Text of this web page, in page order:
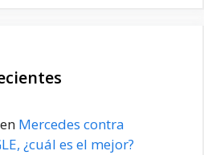
en Mercedes contra
¿cuál es el mejor?